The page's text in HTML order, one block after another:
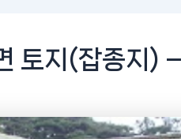
토지(잡종지)